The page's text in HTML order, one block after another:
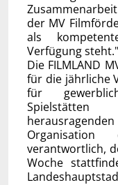
der MV
als
Verfügung steht."
Die FILMLAND
für die jährliche
für
verantwortlich,
Woche